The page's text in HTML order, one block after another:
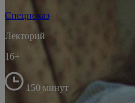
Спецпоказ
Лекторий
16+
150 минут